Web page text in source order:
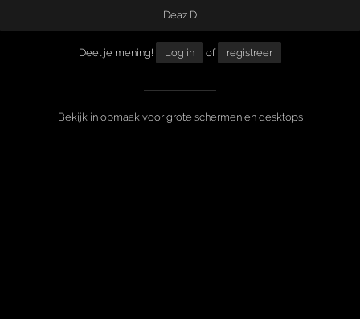
Deaz D
Deel je mening! Log in of registreer
Bekijk in opmaak voor grote schermen en desktops